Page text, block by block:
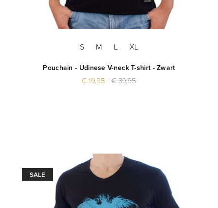
S M L XL
Pouchain - Udinese V-neck T-shirt - Zwart
€ 19,95 € 39,95
SALE